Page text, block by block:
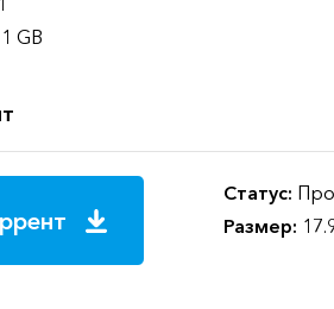
GB
Статус:
Размер: